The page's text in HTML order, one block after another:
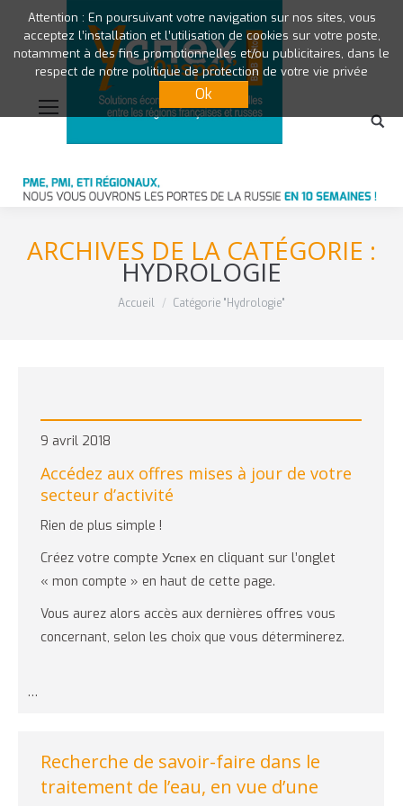
ARCHIVES DE LA CATÉGORIE :
HYDROLOGIE
Accueil Catégorie "Hydrologie"
9 avril 2018
Accédez aux offres mises à jour de votre
secteur d’activité
Rien de plus simple !
Créez votre compte Успех en cliquant sur l’onglet
« mon compte » en haut de cette page.
Vous aurez alors accès aux dernières offres vous
concernant, selon les choix que vous déterminerez.
…
Recherche de savoir-faire dans le
traitement de l’eau, en vue d’une
Attention : En poursuivant votre navigation sur nos sites, vous
acceptez l’installation et l’utilisation de cookies sur votre poste,
notamment à des fins promotionnelles et/ou publicitaires, dans le
respect de notre politique de protection de votre vie privée
Ok